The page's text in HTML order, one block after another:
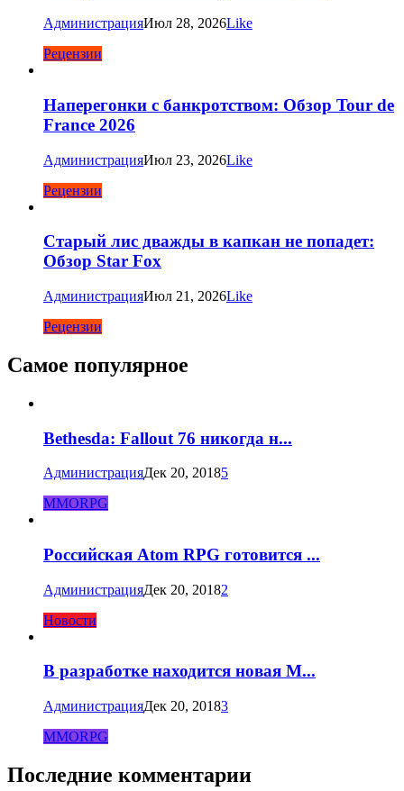
АдминистрацияИюл 28, 2026Like
Рецензии
Наперегонки с банкротством: Обзор Tour de
France 2026
АдминистрацияИюл 23, 2026Like
Рецензии
Старый лис дважды в капкан не попадет:
Обзор Star Fox
АдминистрацияИюл 21, 2026Like
Рецензии
Самое популярное
Bethesda: Fallout 76 никогда н...
АдминистрацияДек 20, 20185
MMORPG
Российская Atom RPG готовится ...
АдминистрацияДек 20, 20182
Новости
В разработке находится новая M...
АдминистрацияДек 20, 20183
MMORPG
Последние комментарии